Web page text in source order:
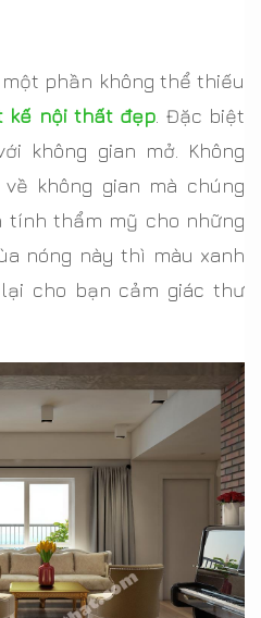
phần không thể thiếu
kế nội thất đẹp . Đặc biệt
không gian mở. Không
không gian mà chúng
tính thẩm mỹ cho những
nóng này thì màu xanh
cho bạn cảm giác thư